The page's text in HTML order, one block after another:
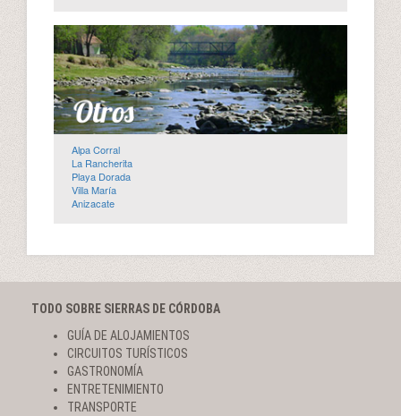
Alpa Corral
La Rancherita
Playa Dorada
Villa María
Anizacate
TODO SOBRE SIERRAS DE CÓRDOBA
GUÍA DE ALOJAMIENTOS
CIRCUITOS TURÍSTICOS
GASTRONOMÍA
ENTRETENIMIENTO
TRANSPORTE